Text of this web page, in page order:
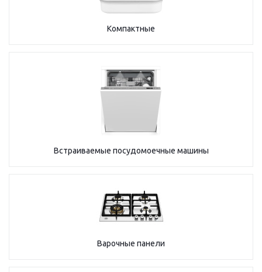
Компактные
Встраиваемые посудомоечные машины
Варочные панели